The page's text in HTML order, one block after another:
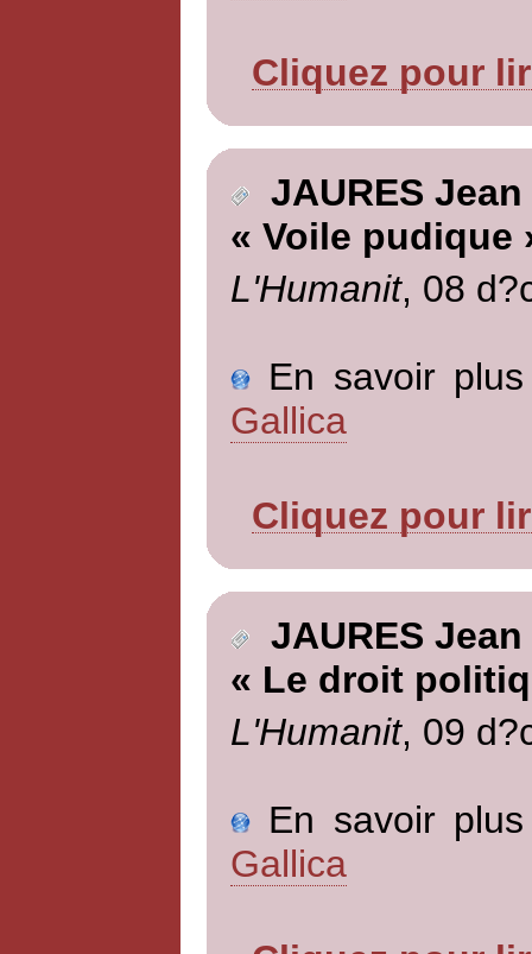
Cliquez pour
JAURES Jean
« Voile pudique
L'Humanit, 08
En savoir
Gallica
Cliquez pour
JAURES Jean
« Le droit
L'Humanit, 09
En savoir
Gallica